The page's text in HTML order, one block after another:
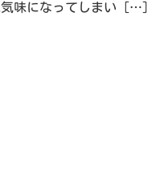
気味になってしまい […]